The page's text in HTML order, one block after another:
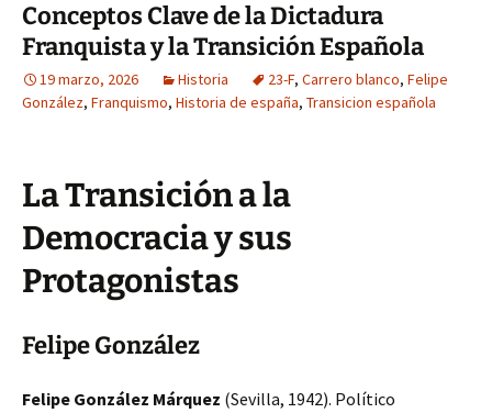
Conceptos Clave de la Dictadura
Franquista y la Transición Española
19 marzo, 2026 Historia 23-F, Carrero blanco, Felipe
González, Franquismo, Historia de españa, Transicion española
La Transición a la
Democracia y sus
Protagonistas
Felipe González
Felipe González Márquez (Sevilla, 1942). Político